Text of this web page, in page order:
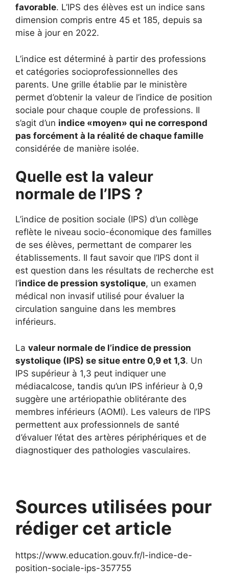
favorable. L’IPS des élèves est un indice sans
dimension compris entre 45 et 185, depuis sa
mise à jour en 2022.
L’indice est déterminé à partir des professions
et catégories socioprofessionnelles des
parents. Une grille établie par le ministère
permet d’obtenir la valeur de l’indice de position
sociale pour chaque couple de professions. Il
s’agit d’un indice «moyen» qui ne correspond
pas forcément à la réalité de chaque famille
considérée de manière isolée.
Quelle est la valeur
normale de l’IPS ?
L’indice de position sociale (IPS) d’un collège
reflète le niveau socio-économique des familles
de ses élèves, permettant de comparer les
établissements. Il faut savoir que l’IPS dont il
est question dans les résultats de recherche est
l’indice de pression systolique, un examen
médical non invasif utilisé pour évaluer la
circulation sanguine dans les membres
inférieurs.
La valeur normale de l’indice de pression
systolique (IPS) se situe entre 0,9 et 1,3. Un
IPS supérieur à 1,3 peut indiquer une
médiacalcose, tandis qu’un IPS inférieur à 0,9
suggère une artériopathie oblitérante des
membres inférieurs (AOMI). Les valeurs de l’IPS
permettent aux professionnels de santé
d’évaluer l’état des artères périphériques et de
diagnostiquer des pathologies vasculaires.
Sources utilisées pour
rédiger cet article
https://www.education.gouv.fr/l-indice-de-
position-sociale-ips-357755